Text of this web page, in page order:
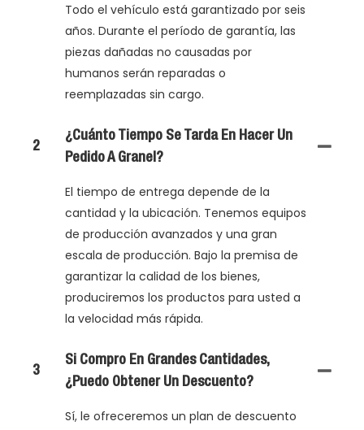
Todo el vehículo está garantizado por seis
años. Durante el período de garantía, las
piezas dañadas no causadas por
humanos serán reparadas o
reemplazadas sin cargo.
2
¿Cuánto Tiempo Se Tarda En Hacer Un
Pedido A Granel?
El tiempo de entrega depende de la
cantidad y la ubicación. Tenemos equipos
de producción avanzados y una gran
escala de producción. Bajo la premisa de
garantizar la calidad de los bienes,
produciremos los productos para usted a
la velocidad más rápida.
3
Si Compro En Grandes Cantidades,
¿puedo Obtener Un Descuento?
Sí, le ofreceremos un plan de descuento